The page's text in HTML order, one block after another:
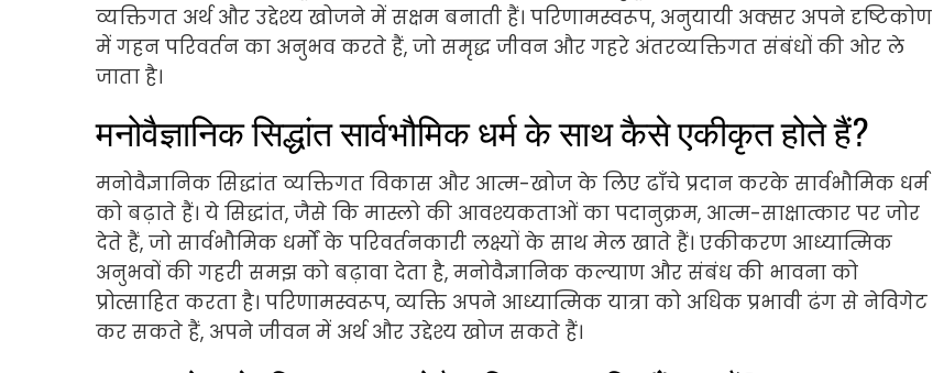
व्यक्तिगत अर्थ और उद्देश्य खोजने में सक्षम बनाती हैं। परिणामस्वरूप, अनुयायी अक्सर अपने दृष्टिकोण
में गहन परिवर्तन का अनुभव करते हैं, जो समृद्ध जीवन और गहरे अंतरव्यक्तिगत संबंधों की ओर ले
जाता है।
मनोवैज्ञानिक सिद्धांत सार्वभौमिक धर्म के साथ कैसे एकीकृत होते हैं?
मनोवैज्ञानिक सिद्धांत व्यक्तिगत विकास और आत्म-खोज के लिए ढाँचे प्रदान करके सार्वभौमिक धर्म
को बढ़ाते हैं। ये सिद्धांत, जैसे कि मास्लो की आवश्यकताओं का पदानुक्रम, आत्म-साक्षात्कार पर जोर
देते हैं, जो सार्वभौमिक धर्मों के परिवर्तनकारी लक्ष्यों के साथ मेल खाते हैं। एकीकरण आध्यात्मिक
अनुभवों की गहरी समझ को बढ़ावा देता है, मनोवैज्ञानिक कल्याण और संबंध की भावना को
प्रोत्साहित करता है। परिणामस्वरूप, व्यक्ति अपने आध्यात्मिक यात्रा को अधिक प्रभावी ढंग से नेविगेट
कर सकते हैं, अपने जीवन में अर्थ और उद्देश्य खोज सकते हैं।